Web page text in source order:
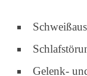
Gelenk-